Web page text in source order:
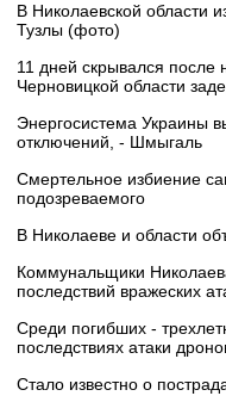
В Николаевской области
Тузлы (фото)
11 дней скрывался после
Черновицкой области
Энергосистема Украины
отключений, - Шмыгаль
Смертельное избиение
подозреваемого
В Николаеве и области
Коммунальщики
последствий вражеских
Среди погибших -
последствиях атаки
Стало известно о